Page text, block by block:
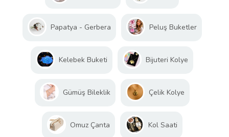
Papatya - Gerbera Peluş Buketler
Kelebek Buketi Bijuteri Kolye
Gümüş Bileklik Çelik Kolye
Omuz Çanta Kol Saati